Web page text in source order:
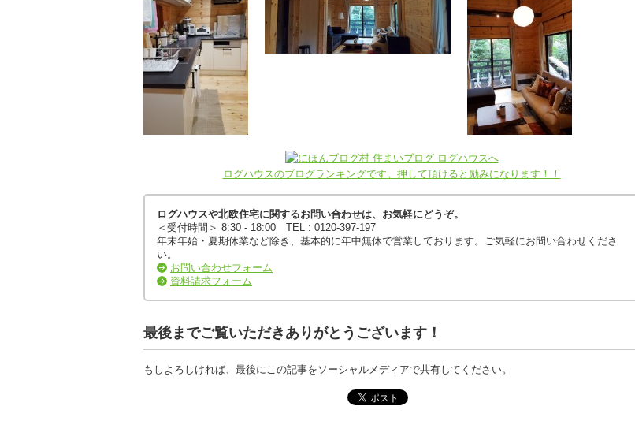
ログハウスのブログランキングです。押して頂けると励みになります！！
ログハウスや北欧住宅に関するお問い合わせは、お気軽にどうぞ。
＜受付時間＞ 8:30 - 18:00 TEL : 0120-397-197
年末年始・夏期休業など除き、基本的に年中無休で営業しております。ご気軽にお問い合わせくださ
い。
お問い合わせフォーム
資料請求フォーム
最後までご覧いただきありがとうございます！
もしよろしければ、最後にこの記事をソーシャルメディアで共有してください。